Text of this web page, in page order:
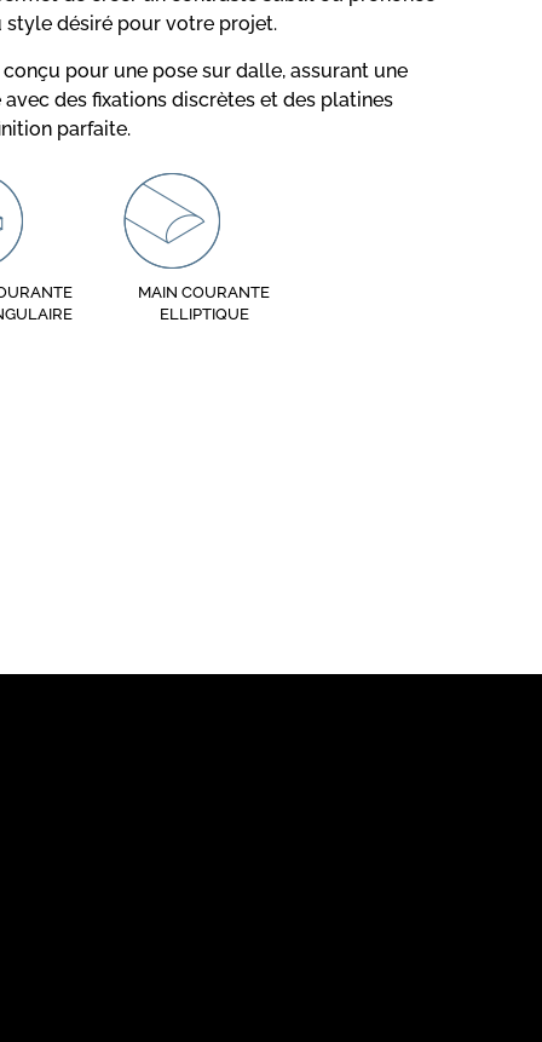
désiré pour votre projet.
pour une pose sur dalle, assurant une
des fixations discrètes et des platines
parfaite.
MAIN COURANTE
ELLIPTIQUE